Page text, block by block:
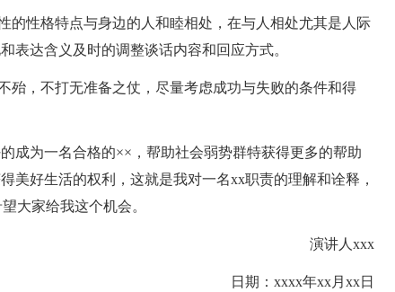
的性格特点与身边的人和睦相处，在与人相处尤其是人际
表达含义及时的调整谈话内容和回应方式。
殆，不打无准备之仗，尽量考虑成功与失败的条件和得
成为一名合格的××，帮助社会弱势群特获得更多的帮助
美好生活的权利，这就是我对一名xx职责的理解和诠释，
大家给我这个机会。
演讲人xxx
日期：xxxx年xx月xx日